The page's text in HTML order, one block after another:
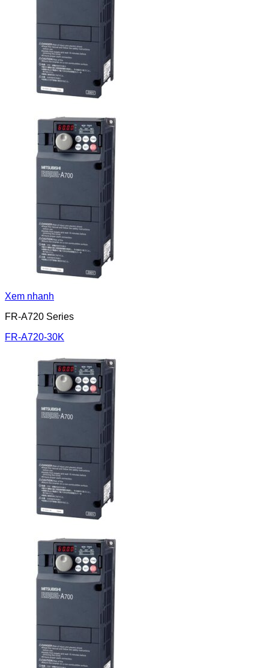
Xem nhanh
FR-A720 Series
FR-A720-30K